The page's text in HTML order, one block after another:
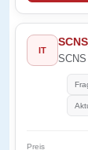
IT
Preis